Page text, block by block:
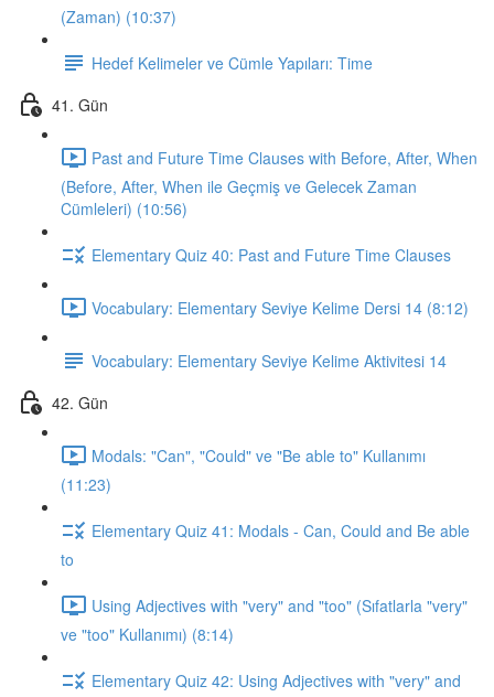
(Zaman) (10:37)
Hedef Kelimeler ve Cümle Yapıları: Time
41. Gün
Past and Future Time Clauses with Before, After, When
(Before, After, When ile Geçmiş ve Gelecek Zaman
Cümleleri) (10:56)
Elementary Quiz 40: Past and Future Time Clauses
Vocabulary: Elementary Seviye Kelime Dersi 14 (8:12)
Vocabulary: Elementary Seviye Kelime Aktivitesi 14
42. Gün
Modals: "Can", "Could" ve "Be able to" Kullanımı
(11:23)
Elementary Quiz 41: Modals - Can, Could and Be able
to
Using Adjectives with "very" and "too" (Sıfatlarla "very"
ve "too" Kullanımı) (8:14)
Elementary Quiz 42: Using Adjectives with "very" and